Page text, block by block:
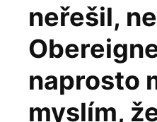
neřešil,
naprosto
myslím,